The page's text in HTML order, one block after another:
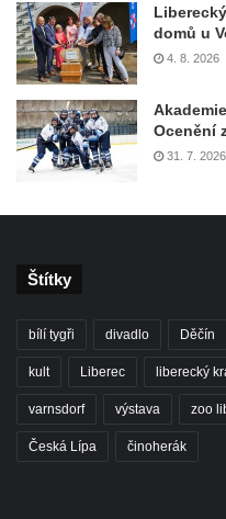
domů u
4. 8. 2026
Ocenění
31. 7. 2026
Štítky
bílí tygři divadlo Děčín
kult Liberec liberecký
varnsdorf výstava zoo
Česká Lípa činoherák